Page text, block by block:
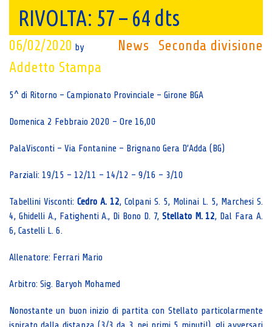
RIVOLTA: 57 – 64 dts
News Seconda divisione
06/02/2020 by
Addetto Stampa
5^ di Ritorno – Campionato Provinciale – Girone BGA
Domenica 2 Febbraio 2020 – Ore 16,00
PalaVisconti – Via Fontanine – Brignano Gera D’Adda (BG)
Parziali: 19/15 – 12/11 – 14/12 – 9/16 – 3/10
Tabellini Visconti: Cedro A. 12, Colpani S. 5, Molinai L. 5, Marchesi S.
4, Ghidelli A., Fatighenti A., Di Bono D. 7, Stellato M. 12, Dal Fara A.
6, Castelli L. 6.
Allenatore: Ferrari Mario
Arbitro: Sig. Baryoh Mohamed
Nonostante un buon inizio di partita con Stellato particolarmente